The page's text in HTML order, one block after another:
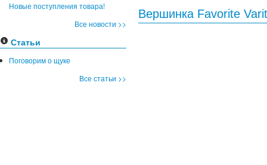
Новые поступления товара!
Все новости >>
Статьи
Поговорим о щуке
Все статьи >>
Вершинка Favorite